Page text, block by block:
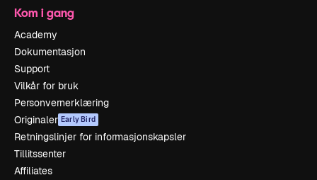
Kom i gang
Academy
Dokumentasjon
Support
Vilkår for bruk
Personvernerklæring
Originaler Early Bird
Retningslinjer for informasjonskapsler
Tillitssenter
Affiliates